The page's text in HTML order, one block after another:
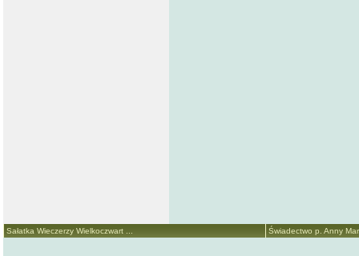
Sałatka Wieczerzy Wielkoczwart ... Świadectwo p. Anny